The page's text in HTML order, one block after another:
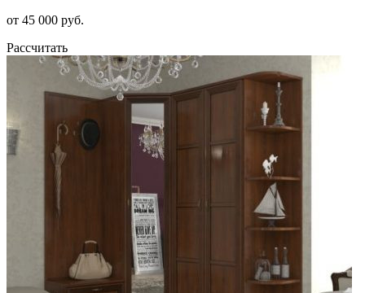
от 45 000 руб.
Рассчитать